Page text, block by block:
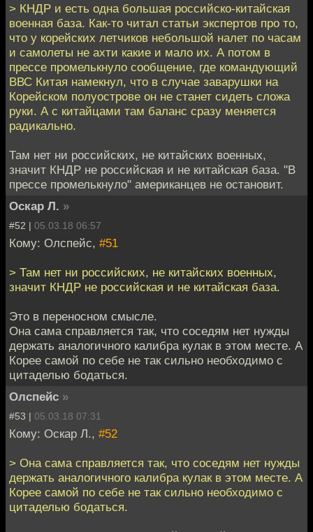
> КНДР и есть одна большая российско-китайская
военная база. Как-то читал статьи экспертов про то,
что у корейских летчиков небольшой налет по часам
и самолеты не ахти какие и мало их. А потом в
прессе промелькнуло сообщение, где командующий
ВВС Китая намекнул, что в случае заварушки на
Корейском полуострове он не станет сидеть сложа
руки. А с китайцами там баланс сразу меняется
радикально.
Там нет ни российских, не китайских военных,
значит КНДР не российская и не китайская база. "В
прессе промелькнуло" американцев не остановит.
Оскар Л. »
#52 | 05.03.18 06:57
Кому: Олспейс, #51
> Там нет ни российских, не китайских военных,
значит КНДР не российская и не китайская база.
Это в переносном смысле.
Она сама справляется так, что соседям нет нужды
держать аналогичного калибра кулак в этом месте. А
Корее самой по себе не так сильно необходимо с
цитаделью бодаться.
Олспейс »
#53 | 05.03.18 07:31
Кому: Оскар Л., #52
> Она сама справляется так, что соседям нет нужды
держать аналогичного калибра кулак в этом месте. А
Корее самой по себе не так сильно необходимо с
цитаделью бодаться.